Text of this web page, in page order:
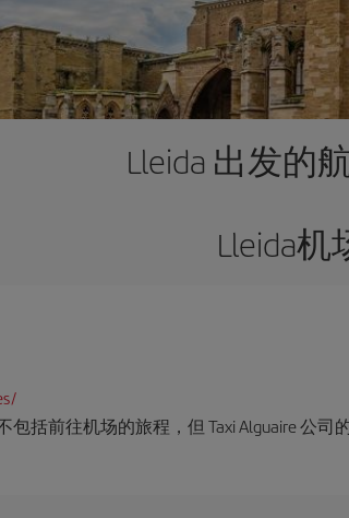
Lleida 出发的
Lleida机
括前往机场的旅程，但 Taxi Alguaire 公司